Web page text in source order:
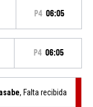
P4 06:05
P4 06:05
, Falta recibida